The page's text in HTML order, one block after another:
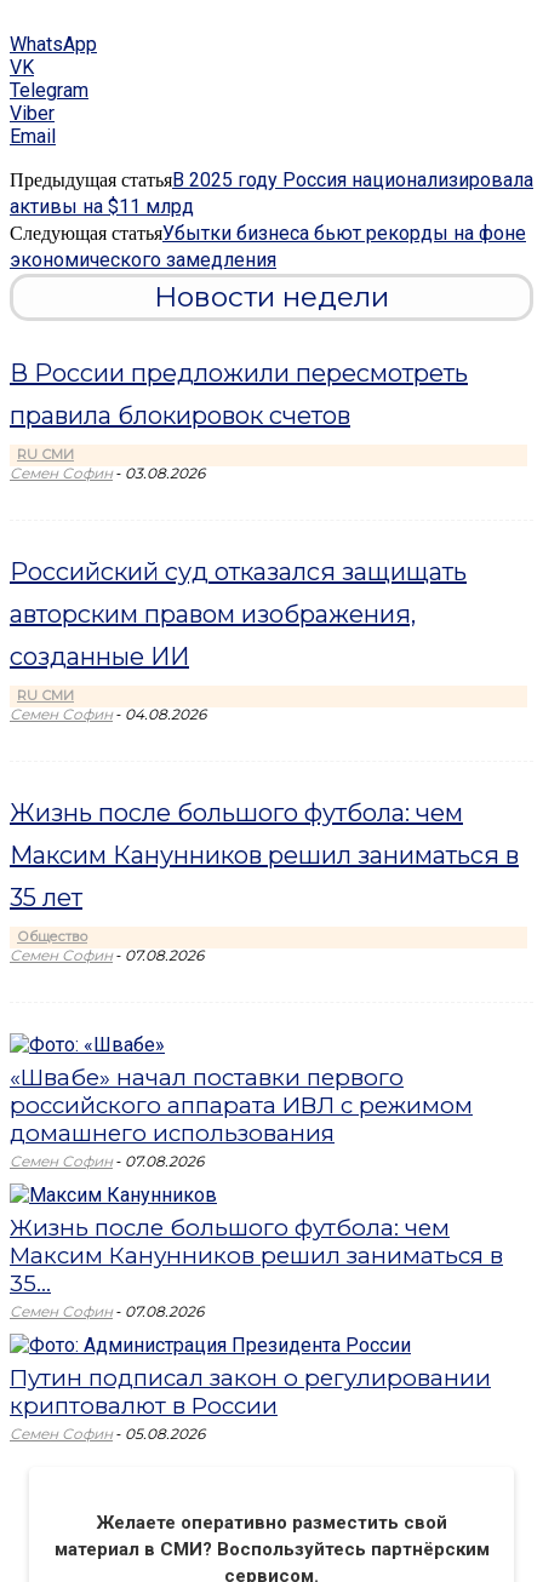
WhatsApp
VK
Telegram
Viber
Email
Предыдущая статьяВ 2025 году Россия национализировала
активы на $11 млрд
Следующая статьяУбытки бизнеса бьют рекорды на фоне
экономического замедления
Новости недели
В России предложили пересмотреть
правила блокировок счетов
RU СМИ
Семен Софин - 03.08.2026
Российский суд отказался защищать
авторским правом изображения,
созданные ИИ
RU СМИ
Семен Софин - 04.08.2026
Жизнь после большого футбола: чем
Максим Канунников решил заниматься в
35 лет
Общество
Семен Софин - 07.08.2026
«Швабе» начал поставки первого
российского аппарата ИВЛ с режимом
домашнего использования
Семен Софин - 07.08.2026
Жизнь после большого футбола: чем
Максим Канунников решил заниматься в
35...
Семен Софин - 07.08.2026
Путин подписал закон о регулировании
криптовалют в России
Семен Софин - 05.08.2026
Желаете оперативно разместить свой
материал в СМИ? Воспользуйтесь партнёрским
сервисом.